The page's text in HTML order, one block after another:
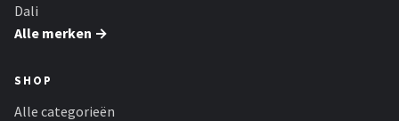
Dali
Alle merken →
SHOP
Alle categorieën